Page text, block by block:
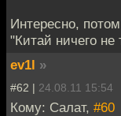
Интересно,
"Китай ничего не
ev1l »
#62 | 24.08.11 15:54
Кому: Салат, #60